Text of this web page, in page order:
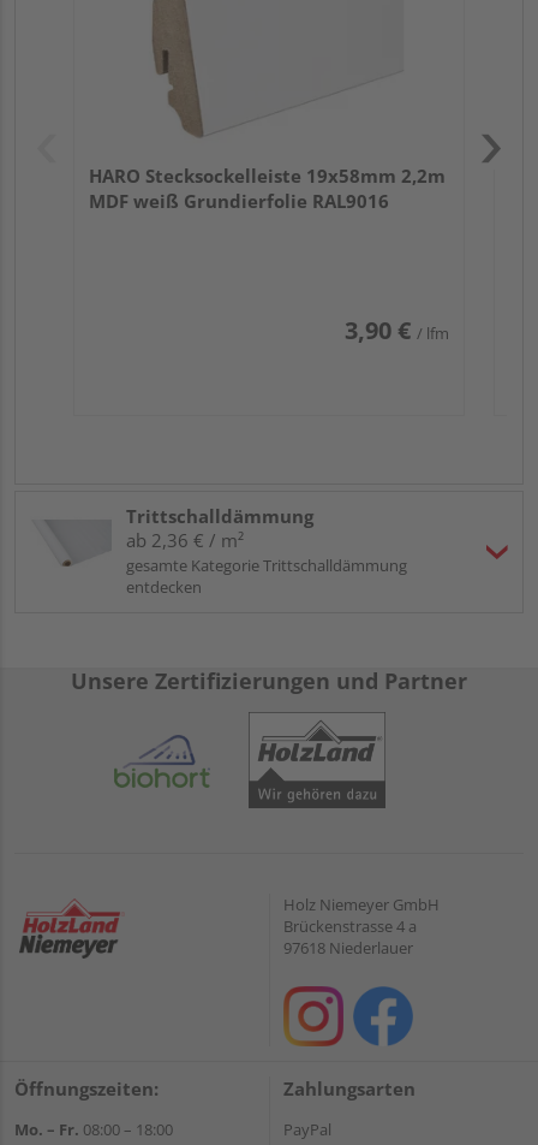
HARO Stecksockelleiste 19x58mm 2,2m
MDF weiß Grundierfolie RAL9016
3,90 € / lfm
Trittschalldämmung
ab 2,36 € / m²
gesamte Kategorie Trittschalldämmung
entdecken
Unsere Zertifizierungen und Partner
Holz Niemeyer GmbH
Brückenstrasse 4 a
97618 Niederlauer
Öffnungszeiten:
Mo. – Fr. 08:00 – 18:00
Zahlungsarten
PayPal